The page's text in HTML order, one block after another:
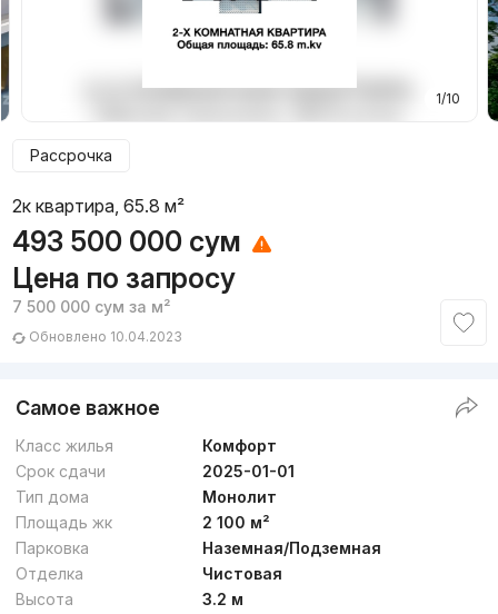
1/10
Рассрочка
2к квартира, 65.8 м²
493 500 000 сум
Цена по запросу
7 500 000 сум за м²
Обновлено 10.04.2023
Самое важное
Класс жилья
Комфорт
Срок сдачи
2025-01-01
Тип дома
Монолит
Площадь жк
2 100 м²
Парковка
Наземная/Подземная
Отделка
Чистовая
Высота
3.2 м